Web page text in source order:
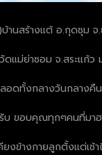
านสร้างแต้ อ.กุดชุม
แม่ย่าซอม จ.สระแก้ว
ดทั้งกลางวันกลางคืน
รับ ขอบคุณทุกๆคนที่
างกายลูกตั้งแต่เช้